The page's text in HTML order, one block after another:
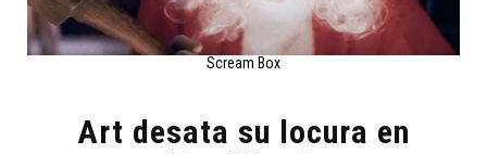
Scream Box
Art desata su locura en